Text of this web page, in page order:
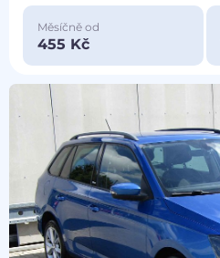
Měsíčně od
455 Kč